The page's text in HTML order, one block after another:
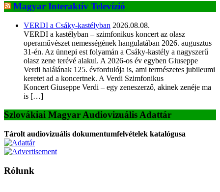
Magyar Interaktív Televízió
VERDI a Csáky-kastélyban 2026.08.08.
VERDI a kastélyban – szimfonikus koncert az olasz
operaművészet nemességének hangulatában 2026. augusztus
31-én. Az ünnepi est folyamán a Csáky-kastély a nagyszerű
olasz zene terévé alakul. A 2026-os év egyben Giuseppe
Verdi halálának 125. évfordulója is, ami természetes jubileumi
keretet ad a koncertnek. A Verdi Szimfonikus
Koncert Giuseppe Verdi – egy zeneszerző, akinek zenéje ma
is […]
Szlovákiai Magyar Audiovizuális Adattár
Tárolt audiovizuális dokumentumfelvételek katalógusa
Rólunk